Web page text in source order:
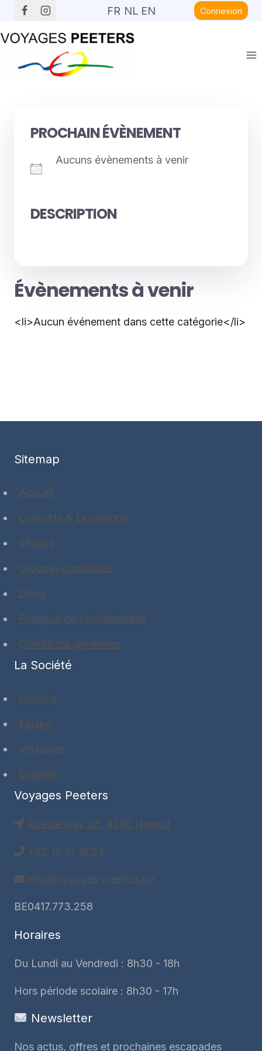
contenu
FR NL EN Connexion
PROCHAIN ÉVÈNEMENT
Aucuns évènements à venir
DESCRIPTION
Évènements à venir
<li>Aucun événement dans cette catégorie</li>
Sitemap
Accueil
Concerts & Excursions
Séjours
Groupes constitués
Devis
Politique de confidentialité
Conditions générales
La Société
Histoire
Équipe
Véhicules
Emplois
Voyages Peeters
Rue de Huy 35, 4280 Hannut
+32 19 51 16 24
info@voyages-peeters.be
BE0417.773.258
Horaires
Du Lundi au Vendredi : 8h30 - 18h
Hors période scolaire : 8h30 - 17h
Newsletter
Nos actus, offres et prochaines escapades